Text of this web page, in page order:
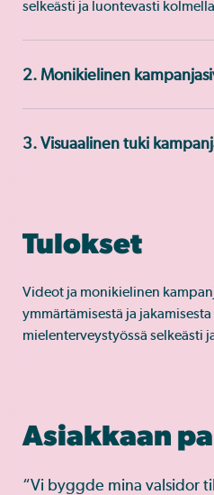
selkeästi ja luontevasti
2. Monikielinen
3. Visuaalinen tuki
Tulokset
Videot ja monikielinen
ymmärtämisestä ja
mielenterveystyössä selkeästi
Asiakkaan
“Vi byggde mina valsidor